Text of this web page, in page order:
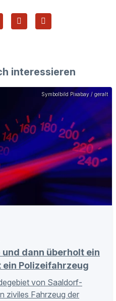
interessieren
Symbolbild Pixabay / geralt
dann überholt ein
Polizeifahrzeug
von Saaldorf-
ziviles Fahrzeug der